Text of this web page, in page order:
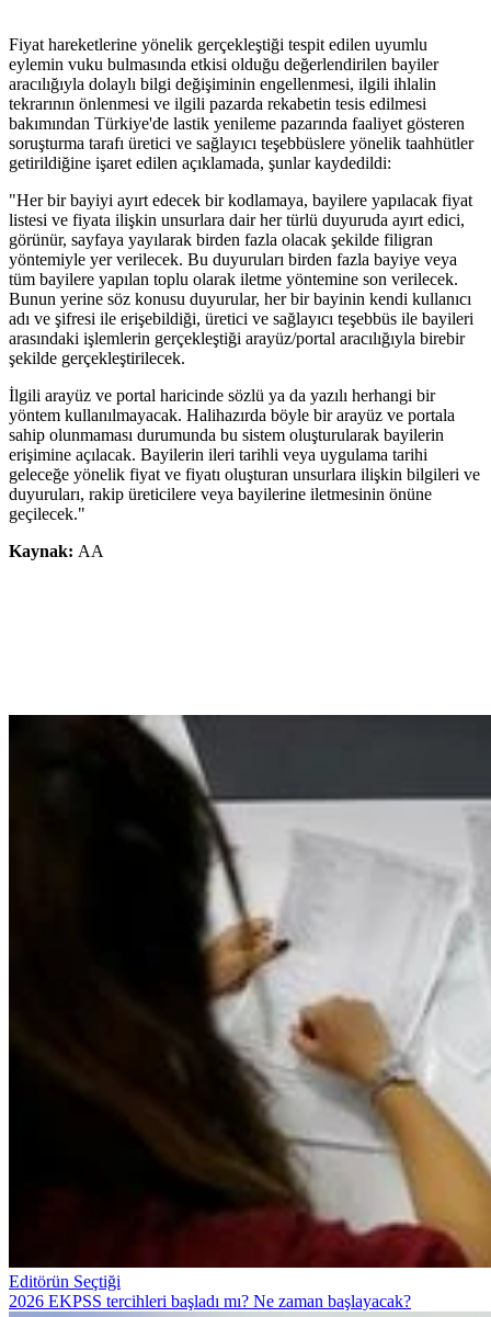
Fiyat hareketlerine yönelik gerçekleştiği tespit edilen uyumlu
eylemin vuku bulmasında etkisi olduğu değerlendirilen bayiler
aracılığıyla dolaylı bilgi değişiminin engellenmesi, ilgili ihlalin
tekrarının önlenmesi ve ilgili pazarda rekabetin tesis edilmesi
bakımından Türkiye'de lastik yenileme pazarında faaliyet gösteren
soruşturma tarafı üretici ve sağlayıcı teşebbüslere yönelik taahhütler
getirildiğine işaret edilen açıklamada, şunlar kaydedildi:
"Her bir bayiyi ayırt edecek bir kodlamaya, bayilere yapılacak fiyat
listesi ve fiyata ilişkin unsurlara dair her türlü duyuruda ayırt edici,
görünür, sayfaya yayılarak birden fazla olacak şekilde filigran
yöntemiyle yer verilecek. Bu duyuruları birden fazla bayiye veya
tüm bayilere yapılan toplu olarak iletme yöntemine son verilecek.
Bunun yerine söz konusu duyurular, her bir bayinin kendi kullanıcı
adı ve şifresi ile erişebildiği, üretici ve sağlayıcı teşebbüs ile bayileri
arasındaki işlemlerin gerçekleştiği arayüz/portal aracılığıyla birebir
şekilde gerçekleştirilecek.
İlgili arayüz ve portal haricinde sözlü ya da yazılı herhangi bir
yöntem kullanılmayacak. Halihazırda böyle bir arayüz ve portala
sahip olunmaması durumunda bu sistem oluşturularak bayilerin
erişimine açılacak. Bayilerin ileri tarihli veya uygulama tarihi
geleceğe yönelik fiyat ve fiyatı oluşturan unsurlara ilişkin bilgileri ve
duyuruları, rakip üreticilere veya bayilerine iletmesinin önüne
geçilecek."
Kaynak: AA
Editörün Seçtiği
2026 EKPSS tercihleri başladı mı? Ne zaman başlayacak?